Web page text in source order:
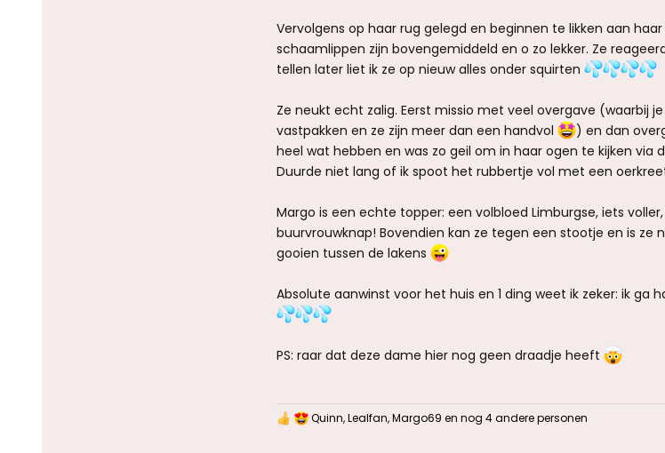
Vervolgens op haar rug gelegd en beginnen te likken aan
schaamlippen zijn bovengemiddeld en o zo lekker. Ze
tellen later liet ik ze op nieuw alles onder squirten
Ze neukt echt zalig. Eerst missio met veel overgave (waarbij
vastpakken en ze zijn meer dan een handvol
) en dan
heel wat hebben en was zo geil om in haar ogen te kijken via
Duurde niet lang of ik spoot het rubbertje vol met een
Margo is een echte topper: een volbloed Limburgse, iets
buurvrouwknap! Bovendien kan ze tegen een stootje en is ze
gooien tussen de lakens
Absolute aanwinst voor het huis en 1 ding weet ik zeker: ik ga
PS: raar dat deze dame hier nog geen draadje heeft
W
Quinn,Lealfan,Margo69 en nog 4 andere personen